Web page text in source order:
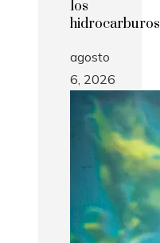
los
hidrocarburos
agosto
6, 2026